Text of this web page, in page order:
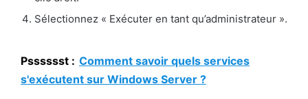
Sélectionnez « Exécuter en tant qu’administrateur ».
Psssssst : Comment savoir quels services
s'exécutent sur Windows Server ?